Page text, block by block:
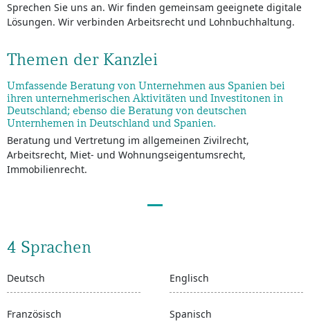
Sprechen Sie uns an. Wir finden gemeinsam geeignete digitale
Lösungen. Wir verbinden Arbeitsrecht und Lohnbuchhaltung.
Themen der Kanzlei
Umfassende Beratung von Unternehmen aus Spanien bei
ihren unternehmerischen Aktivitäten und Investitonen in
Deutschland; ebenso die Beratung von deutschen
Unternhemen in Deutschland und Spanien.
Beratung und Vertretung im allgemeinen Zivilrecht,
Arbeitsrecht, Miet- und Wohnungseigentumsrecht,
Immobilienrecht.
4 Sprachen
Deutsch Englisch
Französisch Spanisch